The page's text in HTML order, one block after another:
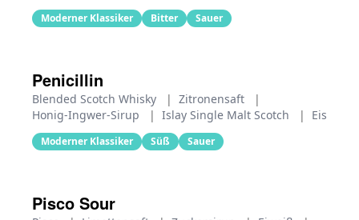
Moderner Klassiker Bitter Sauer
Penicillin
Blended Scotch Whisky | Zitronensaft
|
Honig-Ingwer-Sirup
| Islay Single Malt Scotch | Eis
Moderner Klassiker Süß Sauer
Pisco Sour